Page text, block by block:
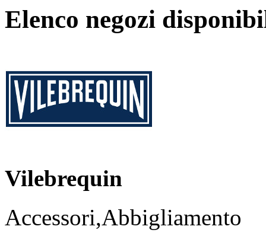
Elenco negozi
Vilebrequin
Accessori,Abbigliamento